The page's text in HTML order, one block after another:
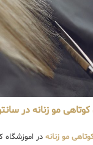
مو زنانه در
مو زنانه در اموزشگاه